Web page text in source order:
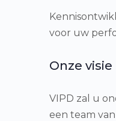
voor uw
Onze visie
VIPD zal u
een team